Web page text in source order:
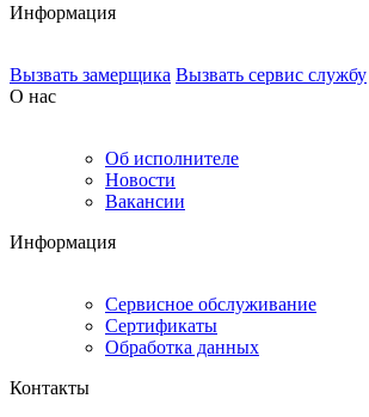
Информация
Вызвать замерщика Вызвать сервис службу
О нас
Об исполнителе
Новости
Вакансии
Информация
Сервисное обслуживание
Сертификаты
Обработка данных
Контакты